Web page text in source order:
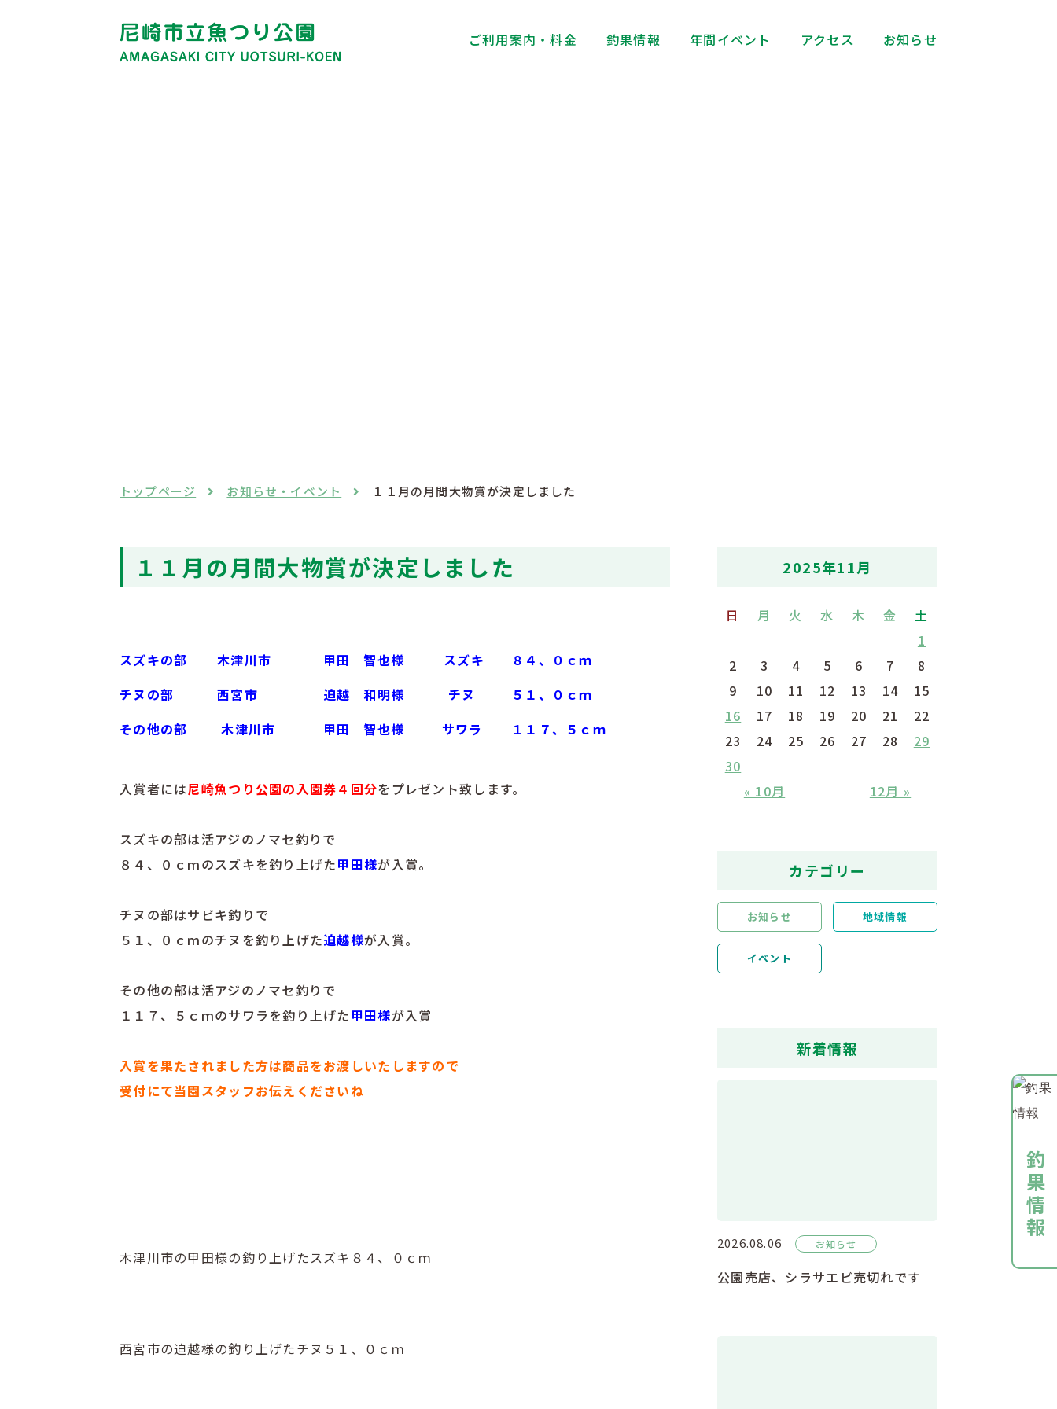
ご利用案内・料金 釣果情報 年間イベント アクセス お知らせ
釣果情報
トップページ お知らせ・イベント １１月の月間大物賞が決定しました
１１月の月間大物賞が決定しました
スズキの部 木津川市 甲田 智也様 スズキ
８４、０ｃｍ
チヌの部
西宮市 迫越 和明様 チヌ
５１、０ｃｍ
その他の部
木津川市 甲田 智也様 サワラ １１７、５ｃｍ
入賞者には尼崎魚つり公園の入園券４回分をプレゼント致します。
スズキの部は活アジのノマセ釣りで
８４、０ｃｍのスズキを釣り上げた甲田様が入賞。
チヌの部はサビキ釣りで
５１、０ｃｍのチヌを釣り上げた迫越様が入賞。
その他の部は活アジのノマセ釣りで
１１７、５ｃｍのサワラを釣り上げた 甲田様が入賞
入賞を果たされました方は商品をお渡しいたしますので
受付にて当園スタッフお伝えくださいね
木津川市の甲田様の釣り上げたスズキ８４、０ｃｍ
西宮市の迫越様の釣り上げたチヌ５１、０ｃｍ
2025年11月
日 月 火 水 木 金 土
« 10月 12月 »
1
2
3 4 5 6 7
8
9
10 11 12 13 14
15
16
17 18 19 20 21
22
23
24 25 26 27 28
29
30
カテゴリー
お知らせ 地域情報
イベント
新着情報
2026.08.06 お知らせ
公園売店、シラサエビ売切れです